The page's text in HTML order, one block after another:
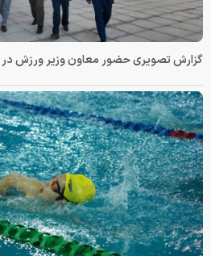
گزارش تصویری حضور معاون وزیر ورزش در